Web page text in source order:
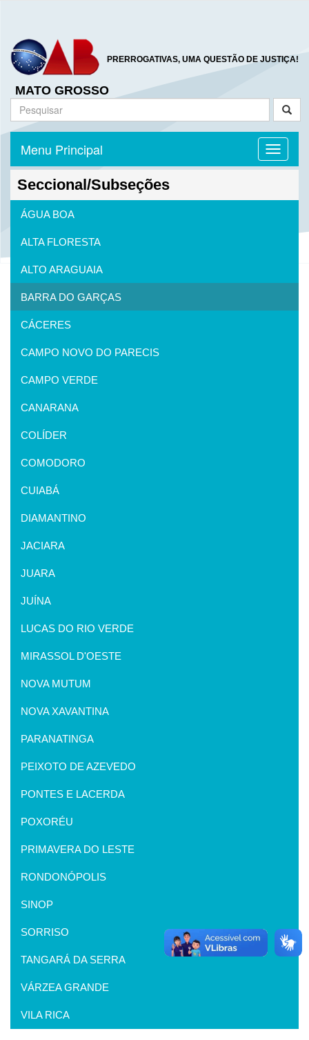
PRERROGATIVAS, UMA QUESTÃO DE JUSTIÇA!
MATO GROSSO
Toggle
Menu Principal
Seccional/Subseções
ÁGUA BOA
ALTA FLORESTA
ALTO ARAGUAIA
BARRA DO GARÇAS
CÁCERES
CAMPO NOVO DO PARECIS
CAMPO VERDE
CANARANA
COLÍDER
COMODORO
CUIABÁ
DIAMANTINO
JACIARA
JUARA
JUÍNA
LUCAS DO RIO VERDE
MIRASSOL D'OESTE
NOVA MUTUM
NOVA XAVANTINA
PARANATINGA
PEIXOTO DE AZEVEDO
PONTES E LACERDA
POXORÉU
PRIMAVERA DO LESTE
RONDONÓPOLIS
SINOP
SORRISO
TANGARÁ DA SERRA
VÁRZEA GRANDE
VILA RICA